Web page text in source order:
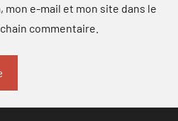
mon e-mail et mon site dans le
commentaire.